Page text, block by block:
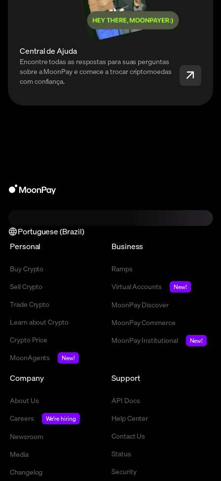
Central de Ajuda
Encontre todas as respostas para suas perguntas
sobre a MoonPay e comece a trocar criptomoedas
com confiança.
Portuguese (Brazil)
Personal
Buy Crypto
Sell Crypto
Trade Crypto
Learn about Crypto
Crypto Price
MoonAgents
New!
Business
Ramps
Virtual Accounts
New!
MoonPay Discover
MoonPay Commerce
MoonPay Institutional
New!
Company
About Us
Careers
We're hiring
Newsroom
Media
Changelog
Support
API Docs
Help Center
Contact Us
Status
Security